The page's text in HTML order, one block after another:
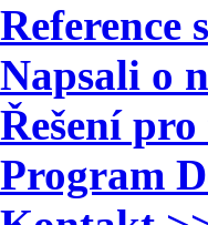
Reference
Napsali o
Řešení
Program